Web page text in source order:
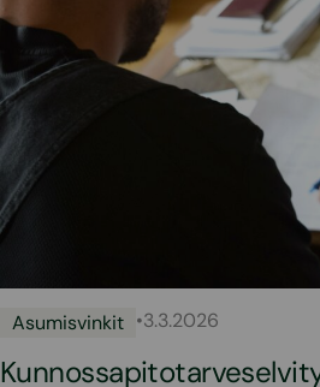
Asumisvinkit •3.3.2026